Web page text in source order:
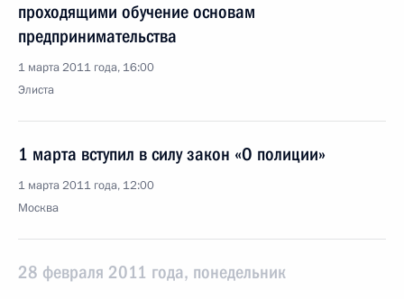
проходящими обучение основам
предпринимательства
1 марта 2011 года, 16:00
Элиста
1 марта вступил в силу закон «О полиции»
1 марта 2011 года, 12:00
Москва
28 февраля 2011 года, понедельник